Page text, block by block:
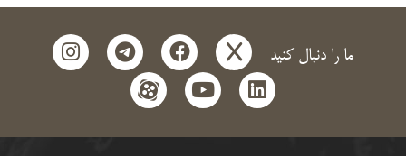
ما را دنبال کنید x
facebook
telegram
instagram
linkedin
youtube
aparat